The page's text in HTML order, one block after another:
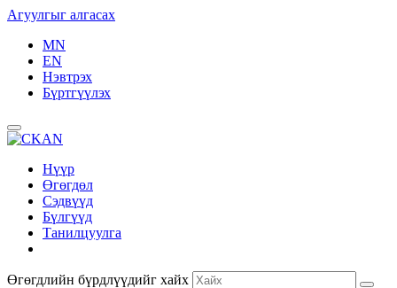
Агуулгыг алгасах
MN
EN
Нэвтрэх
Бүртгүүлэх
Нүүр
Өгөгдөл
Сэдвүүд
Бүлгүүд
Танилцуулга
Өгөгдлийн бүрдлүүдийг хайх